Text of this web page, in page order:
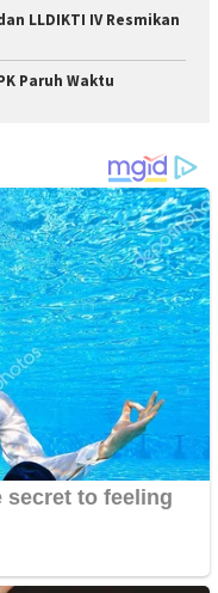
LLDIKTI IV Resmikan
Paruh Waktu